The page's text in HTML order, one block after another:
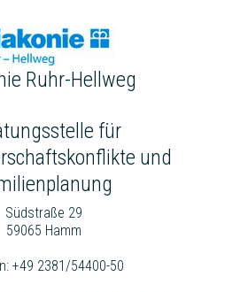
Ruhr-Hellweg
für
und
Südstraße 29
59065 Hamm
+49 2381/54400-50